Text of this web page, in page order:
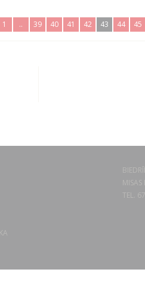
1 .. 39 40 41 42 43 44 45
TEL.